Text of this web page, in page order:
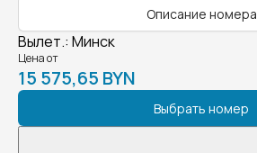
Описание номера
Вылет.: Минск
Цена от
15 575,65 BYN
Выбрать номер